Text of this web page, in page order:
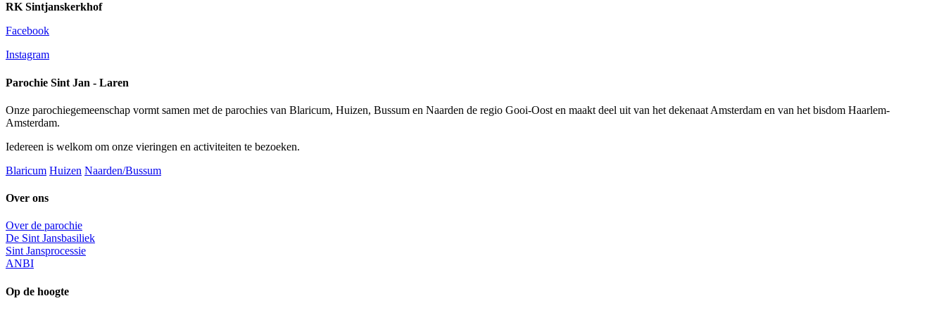
RK Sintjanskerkhof
Facebook
Instagram
Parochie Sint Jan - Laren
Onze parochiegemeenschap vormt samen met de parochies van Blaricum, Huizen, Bussum en Naarden de regio Gooi-Oost en maakt deel uit van het dekenaat Amsterdam en van het bisdom Haarlem-
Amsterdam.
Iedereen is welkom om onze vieringen en activiteiten te bezoeken.
Blaricum Huizen Naarden/Bussum
Over ons
Over de parochie
De Sint Jansbasiliek
Sint Jansprocessie
ANBI
Op de hoogte